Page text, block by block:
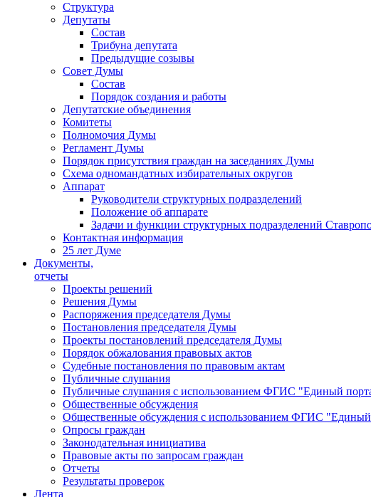
Структура
Депутаты
Состав
Трибуна депутата
Предыдущие созывы
Совет Думы
Состав
Порядок создания и работы
Депутатские объединения
Комитеты
Полномочия Думы
Регламент Думы
Порядок присутствия граждан на заседаниях Думы
Схема одномандатных избирательных округов
Аппарат
Руководители структурных подразделений
Положение об аппарате
Задачи и функции структурных подразделений
Контактная информация
25 лет Думе
Документы,
отчеты
Проекты решений
Решения Думы
Распоряжения председателя Думы
Постановления председателя Думы
Проекты постановлений председателя Думы
Порядок обжалования правовых актов
Судебные постановления по правовым актам
Публичные слушания
Публичные слушания с использованием ФГИС "Единый
Общественные обсуждения
Общественные обсуждения с использованием ФГИС
Опросы граждан
Законодательная инициатива
Правовые акты по запросам граждан
Отчеты
Результаты проверок
Лента